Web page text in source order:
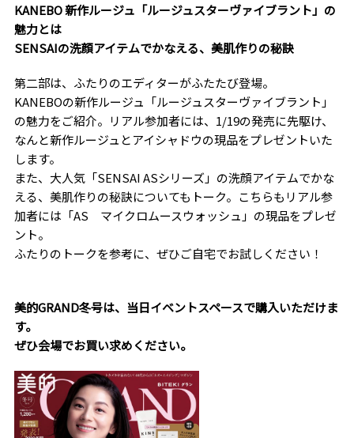
KANEBO 新作ルージュ「ルージュスターヴァイブラント 」の
魅力とは
SENSAIの洗顔アイテムでかなえる、美肌作りの秘訣
第二部は、ふたりのエディターがふたたび登場。
KANEBOの新作ルージュ「ルージュスターヴァイブラント」
の魅力をご紹介。リアル参加者には、 1/19の発売に先駆け、
なんと新作ルージュとアイシャドウの現品をプレゼントいた
します。
また、大人気「SENSAI ASシリーズ」の洗顔アイテムでかな
える、美肌作りの秘訣についてもトーク。こちらもリアル参
加者には「AS マイクロムースウォッシュ」の現品をプレゼ
ント。
ふたりのトークを参考に、ぜひご自宅でお試しください！
美的GRAND冬号は、当日イベントスペースで購入いただけま
す。
ぜひ会場でお買い求めください。